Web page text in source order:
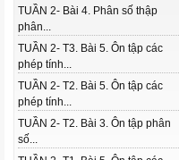
TUẦN 2- Bài 4. Phân số thập
phân...
TUẦN 2- T3. Bài 5. Ôn tập các
phép tính...
TUẦN 2- T2. Bài 5. Ôn tập các
phép tính...
TUẦN 2- T2. Bài 3. Ôn tập phân
số...